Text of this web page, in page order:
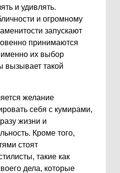
и удивлять.
и огромному
запускают
принимаются
их выбор
вызывает такой
желание
себя с кумирами,
жизни и
Кроме того,
стоят
такие как
дела, которые